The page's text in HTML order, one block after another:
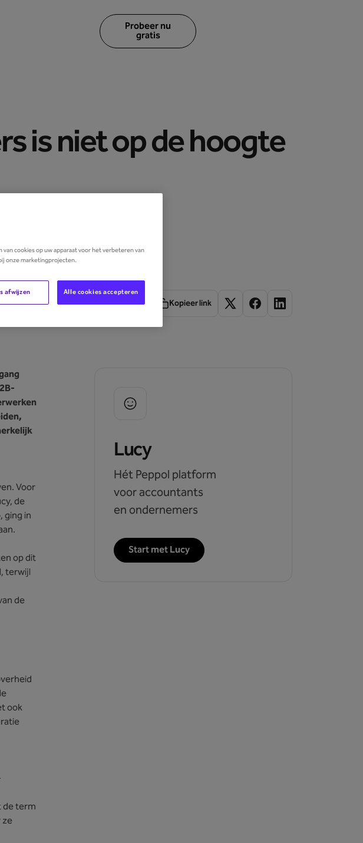
Probeer nu
gratis
is niet op de hoogte
Kopieer link
Voor
de
ging in
op dit
terwijl
de
ook
de term
ze
Lucy
Hét Peppol platform
voor accountants
en ondernemers
Start met Lucy
cookies op uw apparaat voor het verbeteren van
onze marketingprojecten.
afwijzen Alle cookies accepteren